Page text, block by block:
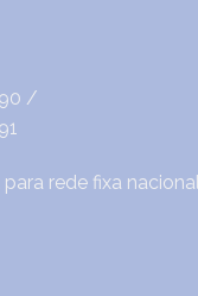
/
rede fixa